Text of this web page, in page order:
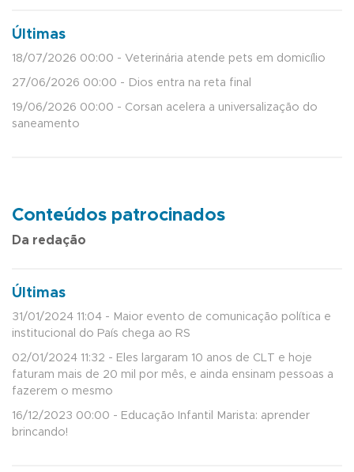
Últimas
18/07/2026 00:00 - Veterinária atende pets em domicílio
27/06/2026 00:00 - Dios entra na reta final
19/06/2026 00:00 - Corsan acelera a universalização do
saneamento
Conteúdos patrocinados
Da redação
Últimas
31/01/2024 11:04 - Maior evento de comunicação política e
institucional do País chega ao RS
02/01/2024 11:32 - Eles largaram 10 anos de CLT e hoje
faturam mais de 20 mil por mês, e ainda ensinam pessoas a
fazerem o mesmo
16/12/2023 00:00 - Educação Infantil Marista: aprender
brincando!